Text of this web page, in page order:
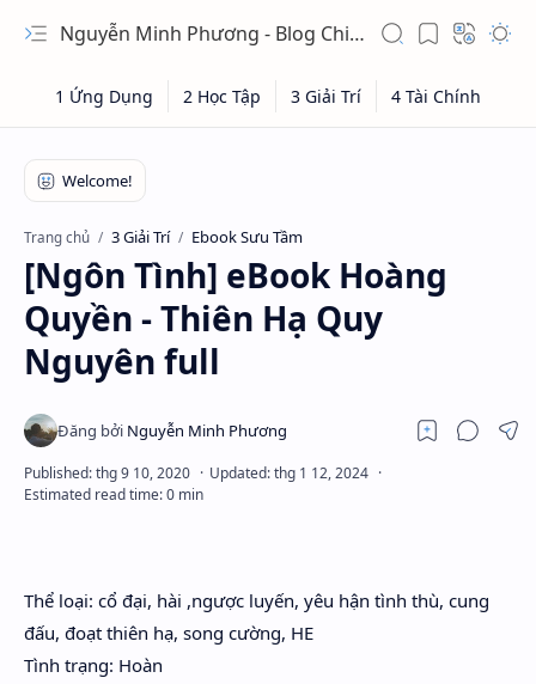
Nguyễn Minh Phương - Blog Chia sẻ Kiến thức Chứng khoán & Tài liệu Toán học
Hidden Menu
Trang chủ 3 Giải Trí Ebook Sưu Tầm
[Ngôn Tình] eBook Hoàng
Quyền - Thiên Hạ Quy
Nguyên full
Thể loại: cổ đại, hài ,ngược luyến, yêu hận tình thù, cung
đấu, đoạt thiên hạ, song cường, HE
Tình trạng: Hoàn